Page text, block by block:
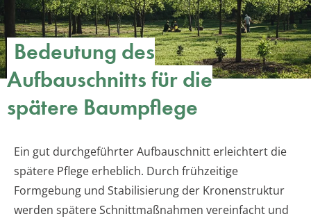
Bedeutung des
Aufbauschnitts für die
spätere Baumpflege
Ein gut durchgeführter Aufbauschnitt erleichtert die
spätere Pflege erheblich. Durch frühzeitige
Formgebung und Stabilisierung der Kronenstruktur
werden spätere Schnittmaßnahmen vereinfacht und